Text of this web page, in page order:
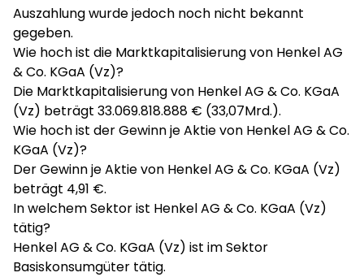
Auszahlung wurde jedoch noch nicht bekannt
gegeben.
Wie hoch ist die Marktkapitalisierung von Henkel AG
& Co. KGaA (Vz)?
Die Marktkapitalisierung von Henkel AG & Co. KGaA
(Vz) beträgt 33.069.818.888 € (33,07Mrd.).
Wie hoch ist der Gewinn je Aktie von Henkel AG & Co.
KGaA (Vz)?
Der Gewinn je Aktie von Henkel AG & Co. KGaA (Vz)
beträgt 4,91 €.
In welchem Sektor ist Henkel AG & Co. KGaA (Vz)
tätig?
Henkel AG & Co. KGaA (Vz) ist im Sektor
Basiskonsumgüter tätig.